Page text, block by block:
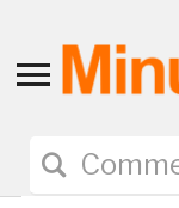
Toggle
navigation